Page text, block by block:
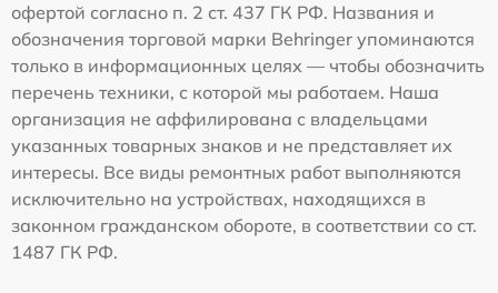
офертой согласно п. 2 ст. 437 ГК РФ. Названия и
обозначения торговой марки Behringer упоминаются
только в информационных целях — чтобы обозначить
перечень техники, с которой мы работаем. Наша
организация не аффилирована с владельцами
указанных товарных знаков и не представляет их
интересы. Все виды ремонтных работ выполняются
исключительно на устройствах, находящихся в
законном гражданском обороте, в соответствии со ст.
1487 ГК РФ.